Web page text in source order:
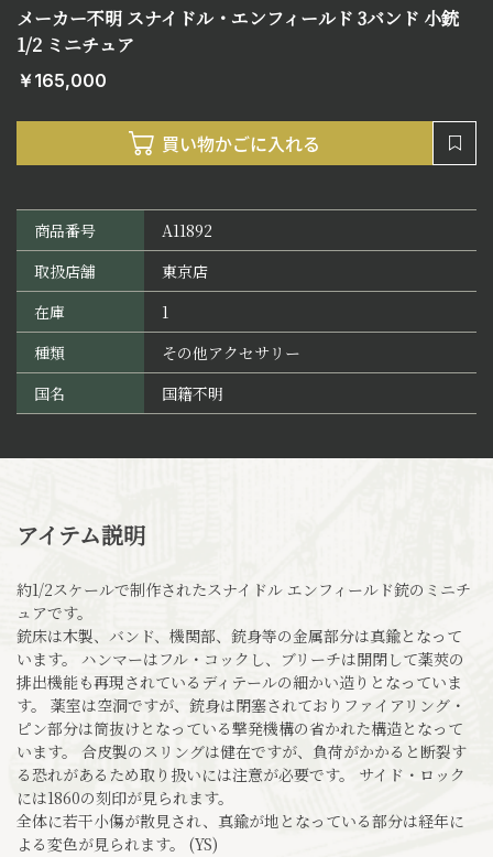
メーカー不明 スナイドル・エンフィールド 3バンド 小銃
1/2 ミニチュア
￥165,000
商品番号
A11892
取扱店舗
東京店
在庫
1
種類
その他アクセサリー
国名
国籍不明
アイテム説明
約1/2スケールで制作されたスナイドル エンフィールド銃のミニチ
ュアです。
銃床は木製、バンド、機関部、銃身等の金属部分は真鍮となって
います。 ハンマーはフル・コックし、ブリーチは開閉して薬莢の
排出機能も再現されているディテールの細かい造りとなっていま
す。 薬室は空洞ですが、銃身は閉塞されておりファイアリング・
ピン部分は筒抜けとなっている撃発機構の省かれた構造となって
います。 合皮製のスリングは健在ですが、負荷がかかると断裂す
る恐れがあるため取り扱いには注意が必要です。 サイド・ロック
には1860の刻印が見られます。
全体に若干小傷が散見され、真鍮が地となっている部分は経年に
よる変色が見られます。 (YS)